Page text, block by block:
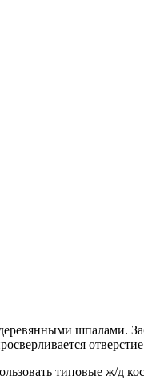
шпалами.
типовые ж/д